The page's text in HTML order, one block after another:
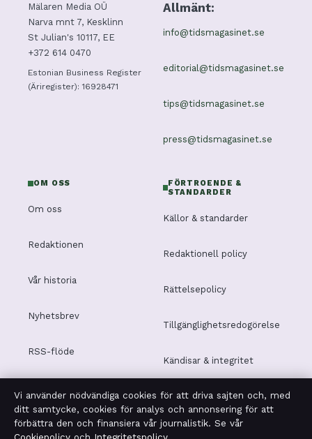
Mälaren Media OÜ
Narva mnt 7, Kesklinn
St Julian's 10117, EE
+372 614 0470
Estonian Business Register
(Äriregister): 16928471
Allmänt:
info@tidsmagasinet.se
editorial@tidsmagasinet.se
tips@tidsmagasinet.se
press@tidsmagasinet.se
OM OSS
Om oss
Redaktionen
Vår historia
Nyhetsbrev
RSS-flöde
FÖRTROENDE &
STANDARDER
Källor & standarder
Redaktionell policy
Rättelsepolicy
Tillgänglighetsredogörelse
Kändisar & integritet
Integritetspolicy
Vi använder nödvändiga cookies för att driva sajten och, med
ditt samtycke, cookies för analys och annonsering för att
förbättra den och finansiera vår journalistik. Se vår